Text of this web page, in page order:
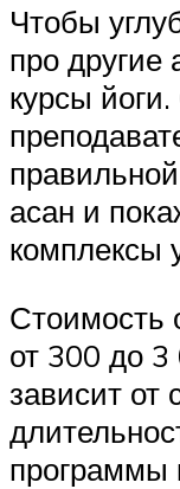
Чтобы
про другие
курсы
асан и
комплексы
Стоимость
от 300 до
зависит от
программы